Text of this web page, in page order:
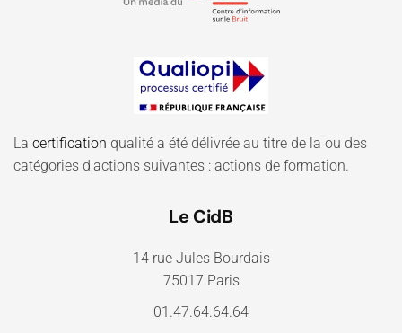
La certification qualité a été délivrée au titre de la ou des
catégories d'actions suivantes : actions de formation.
Le CidB
14 rue Jules Bourdais
75017 Paris
01.47.64.64.64